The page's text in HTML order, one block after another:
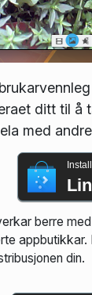
ditt til å
med
berre med
din.